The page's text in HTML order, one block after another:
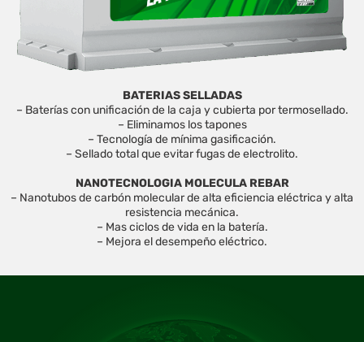
BATERIAS SELLADAS
– Baterías con unificación de la caja y cubierta por termosellado.
– Eliminamos los tapones
– Tecnología de mínima gasificación.
– Sellado total que evitar fugas de electrolito.
NANOTECNOLOGIA MOLECULA REBAR
– Nanotubos de carbón molecular de alta eficiencia eléctrica y alta
resistencia mecánica.
– Mas ciclos de vida en la batería.
– Mejora el desempeño eléctrico.